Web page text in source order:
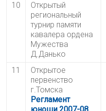
10
Открытый
региональный
турнир памяти
кавалера ордена
Мужества
Д.Данько
11
Открытое
первенство
г.Томска
Регламент